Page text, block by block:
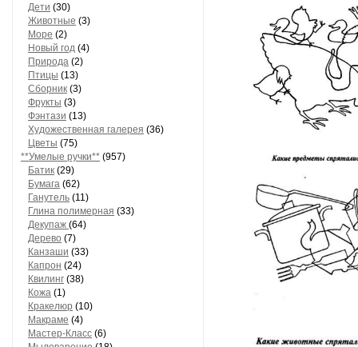
Дети (30)
Животные (3)
Море (2)
Новый год (4)
Природа (2)
Птицы (13)
Сборник (3)
Фрукты (3)
Фэнтази (13)
Художественная галерея (36)
Цветы (75)
**Умелые ручки** (957)
Батик (29)
Бумага (62)
Ганутель (11)
Глина полимерная (33)
Декупаж (64)
Дерево (7)
Канзаши (33)
Капрон (24)
Квилинг (38)
Кожа (1)
Кракелюр (10)
Макраме (4)
Мастер-Класс (6)